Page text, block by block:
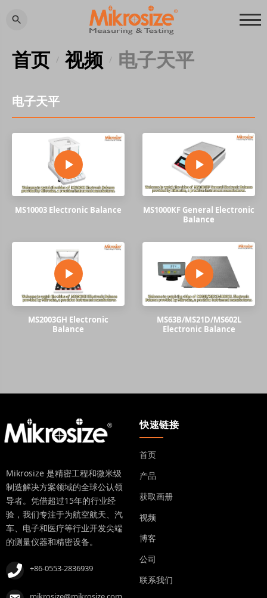
首页 / 视频 / 电子天平
电子天平
MS10003 Electronic Balance
MS1000KF General Electronic
Balance
MS2003GH Electronic
Balance
MS63B/MS21D/MS602L
Electronic Balance
Mikrosize 是精密工程和微米级
制造解决方案领域的全球公认领
导者。凭借超过15年的行业经
验，我们专注于为航空航天、汽
车、电子和医疗等行业开发尖端
的测量仪器和精密设备。
+86-0553-2836939
快速链接
首页
产品
获取画册
视频
博客
公司
联系我们